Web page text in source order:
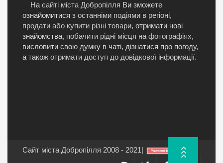
На сайті міста Добропілля Ви зможете
ознайомитися з останніми подіями в регіоні,
продати або купити різні товари, отримати нові
знайомства, побачити рідні місця на фотографіях,
висловити свою думку в чаті, дізнатися про погоду,
а також отримати доступ до довідкової інформації.
Сайт міста Добропілля 2008 - 2021|